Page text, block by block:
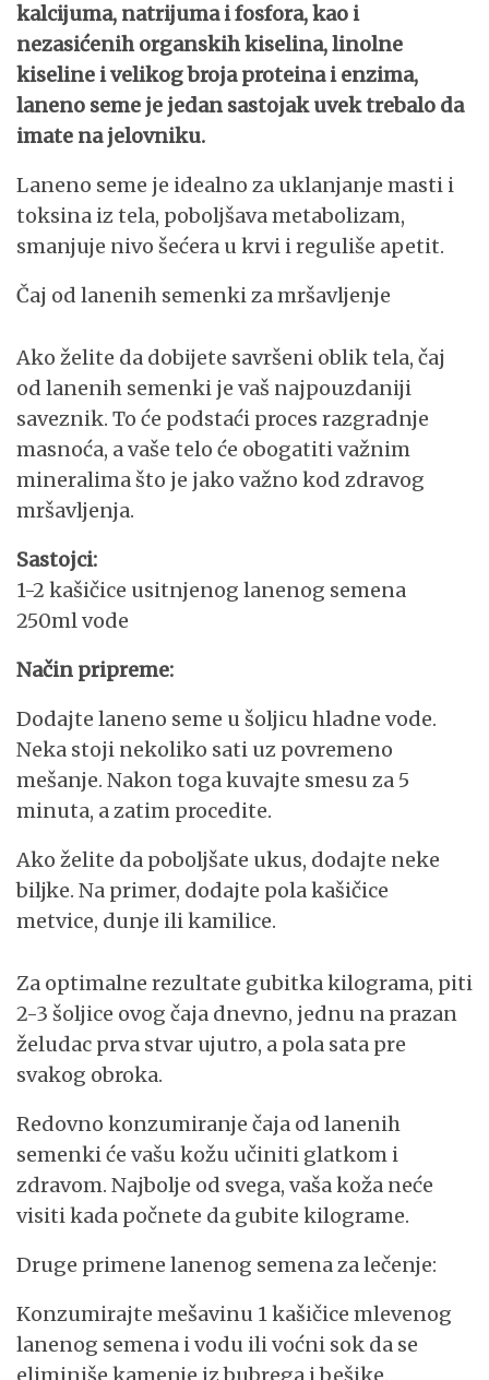
kalcijuma, natrijuma i fosfora, kao i
nezasićenih organskih kiselina, linolne
kiseline i velikog broja proteina i enzima,
laneno seme je jedan sastojak uvek trebalo da
imate na jelovniku.
Laneno seme je idealno za uklanjanje masti i
toksina iz tela, poboljšava metabolizam,
smanjuje nivo šećera u krvi i reguliše apetit.
Čaj od lanenih semenki za mršavljenje
Ako želite da dobijete savršeni oblik tela, čaj
od lanenih semenki je vaš najpouzdaniji
saveznik. To će podstaći proces razgradnje
masnoća, a vaše telo će obogatiti važnim
mineralima što je jako važno kod zdravog
mršavljenja.
Sastojci:
1-2 kašičice usitnjenog lanenog semena
250ml vode
Način pripreme:
Dodajte laneno seme u šoljicu hladne vode.
Neka stoji nekoliko sati uz povremeno
mešanje. Nakon toga kuvajte smesu za 5
minuta, a zatim procedite.
Ako želite da poboljšate ukus, dodajte neke
biljke. Na primer, dodajte pola kašičice
metvice, dunje ili kamilice.
Za optimalne rezultate gubitka kilograma, piti
2-3 šoljice ovog čaja dnevno, jednu na prazan
želudac prva stvar ujutro, a pola sata pre
svakog obroka.
Redovno konzumiranje čaja od lanenih
semenki će vašu kožu učiniti glatkom i
zdravom. Najbolje od svega, vaša koža neće
visiti kada počnete da gubite kilograme.
Druge primene lanenog semena za lečenje:
Konzumirajte mešavinu 1 kašičice mlevenog
lanenog semena i vodu ili voćni sok da se